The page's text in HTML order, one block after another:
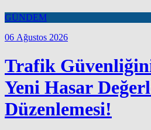
GÜNDEM
06 Ağustos 2026
Trafik
Yeni Hasar
Düzenlemesi!